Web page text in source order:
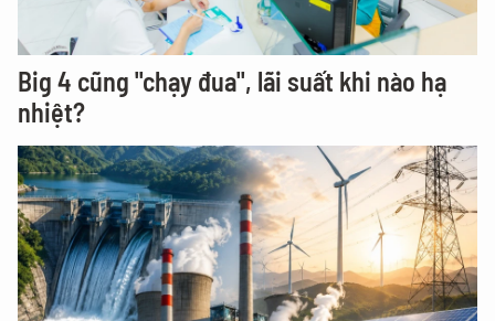
Big 4 cũng "chạy đua", lãi suất khi nào hạ
nhiệt?